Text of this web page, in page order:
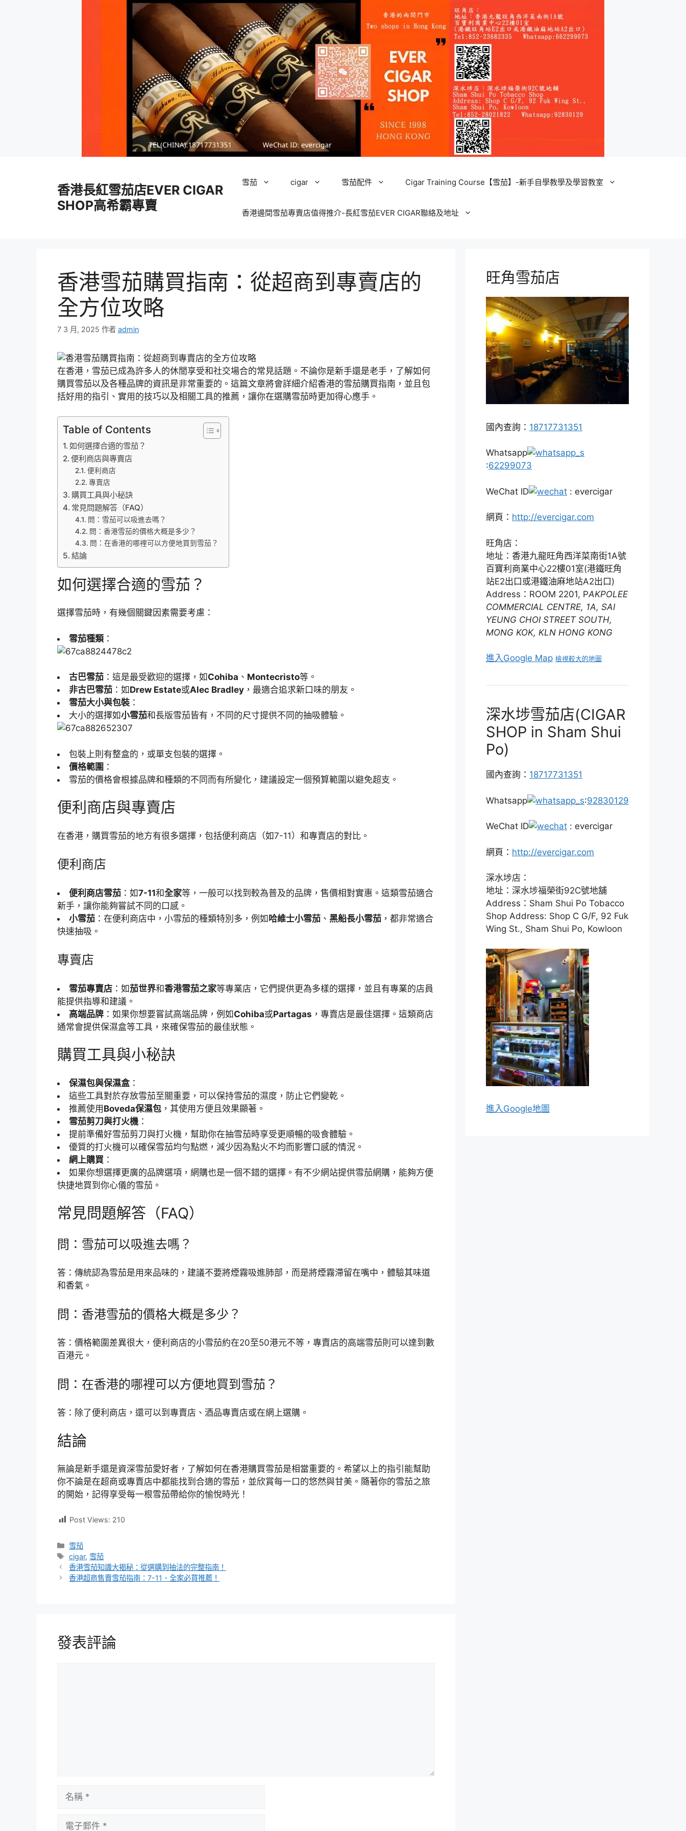
香港長紅雪茄店EVER CIGAR
SHOP高希霸專賣
雪茄 cigar 雪茄配件 Cigar Training Course【雪茄】-新手自學教學及學習教室
香港邊間雪茄專賣店值得推介-長紅雪茄EVER CIGAR聯絡及地址
香港雪茄購買指南：從超商到專賣店的
全方位攻略
7 3 月, 2025 作者 admin
在香港，雪茄已成為許多人的休閒享受和社交場合的常見話題。不論你是新手還是老手，了解如何
購買雪茄以及各種品牌的資訊是非常重要的。這篇文章將會詳細介紹香港的雪茄購買指南，並且包
括好用的指引、實用的技巧以及相關工具的推薦，讓你在選購雪茄時更加得心應手。
Table of Contents
如何選擇合適的雪茄？
便利商店與專賣店
便利商店
專賣店
購買工具與小秘訣
常見問題解答（FAQ）
問：雪茄可以吸進去嗎？
問：香港雪茄的價格大概是多少？
問：在香港的哪裡可以方便地買到雪茄？
結論
如何選擇合適的雪茄？
選擇雪茄時，有幾個關鍵因素需要考慮：
雪茄種類 ：
古巴雪茄 ：這是最受歡迎的選擇，如 Cohiba 、 Montecristo等。
非古巴雪茄 ：如 Drew Estate或Alec Bradley ，最適合追求新口味的朋友。
雪茄大小與包裝 ：
大小的選擇如小雪茄和長版雪茄皆有，不同的尺寸提供不同的抽吸體驗。
包裝上則有整盒的，或單支包裝的選擇。
價格範圍 ：
雪茄的價格會根據品牌和種類的不同而有所變化，建議設定一個預算範圍以避免超支。
便利商店與專賣店
在香港，購買雪茄的地方有很多選擇，包括便利商店（如7-11）和專賣店的對比。
便利商店
便利商店雪茄 ：如7-11和全家等，一般可以找到較為普及的品牌，售價相對實惠。這類雪茄適合
新手，讓你能夠嘗試不同的口感。
小雪茄 ：在便利商店中，小雪茄的種類特別多，例如哈維士小雪茄 、 黑船長小雪茄 ，都非常適合
快速抽吸。
專賣店
雪茄專賣店 ：如茄世界和香港雪茄之家等專業店，它們提供更為多樣的選擇，並且有專業的店員
能提供指導和建議。
高端品牌 ：如果你想要嘗試高端品牌，例如Cohiba或Partagas ，專賣店是最佳選擇。這類商店
通常會提供保濕盒等工具，來確保雪茄的最佳狀態。
購買工具與小秘訣
保濕包與保濕盒：
這些工具對於存放雪茄至關重要，可以保持雪茄的濕度，防止它們變乾。
推薦使用Boveda保濕包 ，其使用方便且效果顯著。
雪茄剪刀與打火機 ：
提前準備好雪茄剪刀與打火機，幫助你在抽雪茄時享受更順暢的吸食體驗。
優質的打火機可以確保雪茄均勻點燃，減少因為點火不均而影響口感的情況。
網上購買 ：
如果你想選擇更廣的品牌選項，網購也是一個不錯的選擇。有不少網站提供雪茄網購，能夠方便
快捷地買到你心儀的雪茄。
常見問題解答（FAQ）
問：雪茄可以吸進去嗎？
答：傳統認為雪茄是用來品味的，建議不要將煙霧吸進肺部，而是將煙霧滯留在嘴中，體驗其味道
和香氣。
問：香港雪茄的價格大概是多少？
答：價格範圍差異很大，便利商店的小雪茄約在20至50港元不等，專賣店的高端雪茄則可以達到數
百港元。
問：在香港的哪裡可以方便地買到雪茄？
答：除了便利商店，還可以到專賣店、酒品專賣店或在網上選購。
結論
無論是新手還是資深雪茄愛好者，了解如何在香港購買雪茄是相當重要的。希望以上的指引能幫助
你不論是在超商或專賣店中都能找到合適的雪茄，並欣賞每一口的悠然與甘美。隨著你的雪茄之旅
的開始，記得享受每一根雪茄帶給你的愉悅時光！
Post Views: 210
分
類
雪茄
標
籤
cigar, 雪茄
香港雪茄知識大揭秘：從選購到抽法的完整指南！
香港超商售賣雪茄指南：7-11、全家必買推薦！
發表評論
旺角雪茄店
國內查詢： 18717731351
Whatsapp
:62299073
WeChat ID : evercigar
網頁： http://evercigar.com
旺角店：
地址：香港九龍旺角西洋菜南街1A號
百寶利商業中心22樓01室(港鐵旺角
站E2出口或港鐵油麻地站A2出口)
Address：ROOM 2201, PAKPOLEE
COMMERCIAL CENTRE, 1A, SAI
YEUNG CHOI STREET SOUTH,
MONG KOK, KLN HONG KONG
進入Google Map 檢視較大的地圖
深水埗雪茄店(CIGAR
SHOP in Sham Shui
Po)
國內查詢： 18717731351
Whatsapp :92830129
WeChat ID : evercigar
網頁： http://evercigar.com
深水埗店：
地址：深水埗福榮街92C號地舖
Address：Sham Shui Po Tobacco
Shop Address: Shop C G/F, 92 Fuk
Wing St., Sham Shui Po, Kowloon
進入Google地圖